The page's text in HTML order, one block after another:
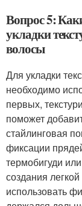
Вопрос 5:
укладки
волосы
Для укладки
необходимо
первых,
поможет
стайлинговая
фиксации
термобигуди
создания
использовать